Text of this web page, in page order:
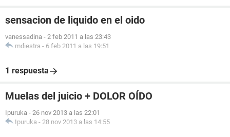
sensacion de liquido en el oido
vanessadina - 2 feb 2011 a las 23:43
mdiestra - 6 feb 2011 a las 19:51
1 respuesta
Muelas del juicio + DOLOR OÍDO
Ipuruka - 26 nov 2013 a las 22:01
Ipuruka - 28 nov 2013 a las 14:55